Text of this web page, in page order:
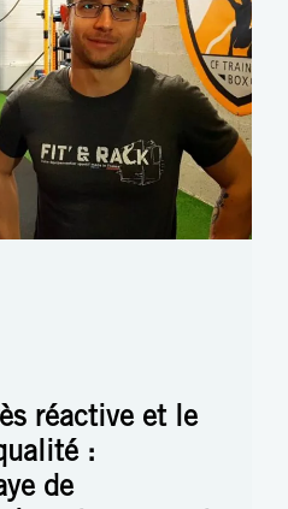
réactive et le
:
de